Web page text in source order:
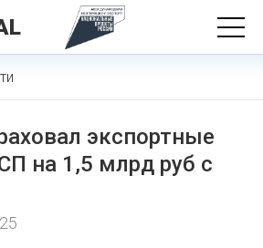
экспортные
на 1,5 млрд руб с